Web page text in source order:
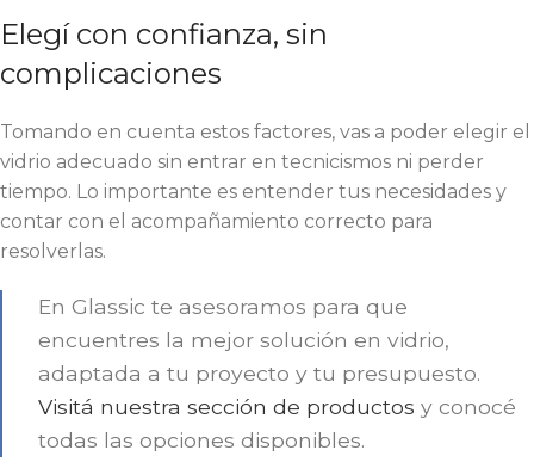
Elegí con confianza, sin
complicaciones
Tomando en cuenta estos factores, vas a poder elegir el
vidrio adecuado sin entrar en tecnicismos ni perder
tiempo. Lo importante es entender tus necesidades y
contar con el acompañamiento correcto para
resolverlas.
En Glassic te asesoramos para que
encuentres la mejor solución en vidrio,
adaptada a tu proyecto y tu presupuesto.
Visitá nuestra sección de productos y conocé
todas las opciones disponibles.